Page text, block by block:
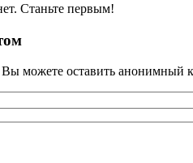
Станьте первым!
можете оставить анонимный